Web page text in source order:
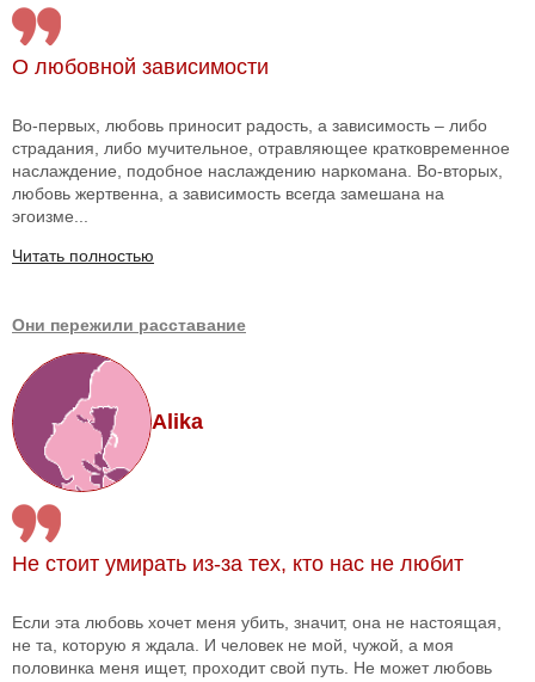
О любовной зависимости
Во-первых, любовь приносит радость, а зависимость – либо
страдания, либо мучительное, отравляющее кратковременное
наслаждение, подобное наслаждению наркомана. Во-вторых,
любовь жертвенна, а зависимость всегда замешана на
эгоизме...
Читать полностью
Они пережили расставание
Alika
Не стоит умирать из-за тех, кто нас не любит
Если эта любовь хочет меня убить, значит, она не настоящая,
не та, которую я ждала. И человек не мой, чужой, а моя
половинка меня ищет, проходит свой путь. Не может любовь